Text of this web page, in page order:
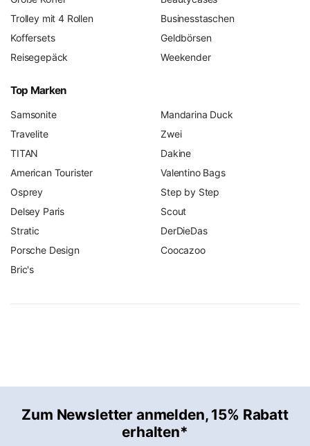
Trolley mit 4 Rollen
Koffersets
Reisegepäck
Businesstaschen
Geldbörsen
Weekender
Top Marken
Samsonite
Travelite
TITAN
American Tourister
Osprey
Delsey Paris
Stratic
Porsche Design
Bric's
Mandarina Duck
Zwei
Dakine
Valentino Bags
Step by Step
Scout
DerDieDas
Coocazoo
Zum Newsletter anmelden, 15% Rabatt
erhalten*